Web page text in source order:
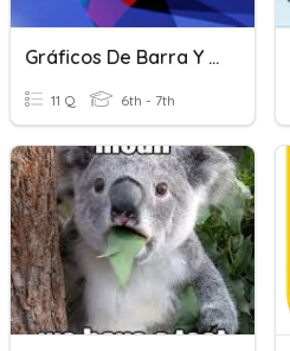
Gráficos De Barra Y Circulares
11 Q 6th - 7th